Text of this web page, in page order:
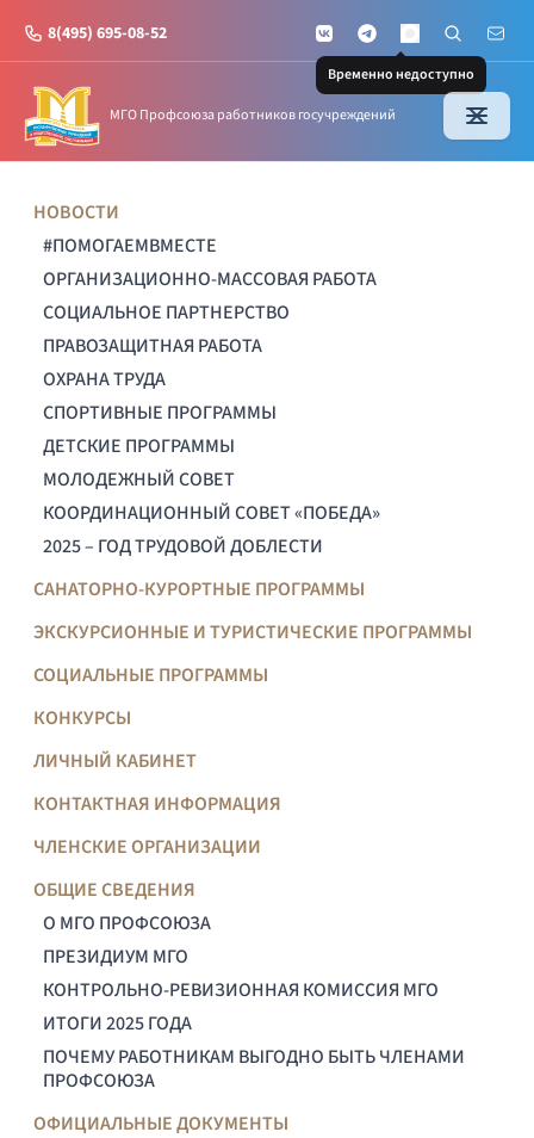
8(495) 695-08-52 VKontakteTelegramMAX
Временно недоступно
Поиск по
Почта
МГО Профсоюза работников госучреждений
НОВОСТИ
#ПОМОГАЕМВМЕСТЕ
ОРГАНИЗАЦИОННО-МАССОВАЯ РАБОТА
СОЦИАЛЬНОЕ ПАРТНЕРСТВО
ПРАВОЗАЩИТНАЯ РАБОТА
ОХРАНА ТРУДА
СПОРТИВНЫЕ ПРОГРАММЫ
ДЕТСКИЕ ПРОГРАММЫ
МОЛОДЕЖНЫЙ СОВЕТ
КООРДИНАЦИОННЫЙ СОВЕТ «ПОБЕДА»
2025 – ГОД ТРУДОВОЙ ДОБЛЕСТИ
САНАТОРНО-КУРОРТНЫЕ ПРОГРАММЫ
ЭКСКУРСИОННЫЕ И ТУРИСТИЧЕСКИЕ ПРОГРАММЫ
СОЦИАЛЬНЫЕ ПРОГРАММЫ
КОНКУРСЫ
ЛИЧНЫЙ КАБИНЕТ
КОНТАКТНАЯ ИНФОРМАЦИЯ
ЧЛЕНСКИЕ ОРГАНИЗАЦИИ
ОБЩИЕ СВЕДЕНИЯ
О МГО ПРОФСОЮЗА
ПРЕЗИДИУМ МГО
КОНТРОЛЬНО-РЕВИЗИОННАЯ КОМИССИЯ МГО
ИТОГИ 2025 ГОДА
ПОЧЕМУ РАБОТНИКАМ ВЫГОДНО БЫТЬ ЧЛЕНАМИ
ПРОФСОЮЗА
ОФИЦИАЛЬНЫЕ ДОКУМЕНТЫ